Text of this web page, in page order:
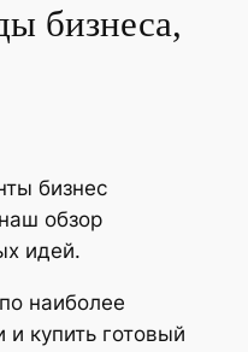
бизнеса,
бизнес
обзор
идей.
наиболее
и купить готовый